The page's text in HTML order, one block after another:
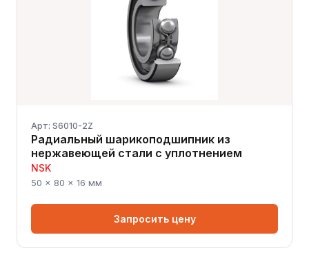
Арт: S6010-2Z
Радиальный шарикоподшипник из
нержавеющей стали с уплотнением
NSK
50 × 80 × 16 мм
Запросить цену